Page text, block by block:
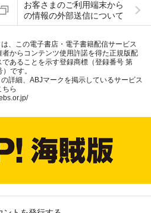
お客さまのご利用端末から
の情報の外部送信について
、この電子書店・電子書籍配信サービス
者からコンテンツ使用許諾を得た正規版配
であることを示す登録商標（登録番号 第
です。
詳細、ABJマークを掲示しているサービス
ちら